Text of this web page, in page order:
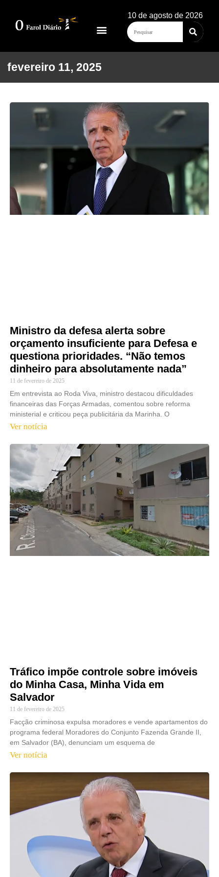
10 de agosto de 2026
fevereiro 11, 2025
Ministro da defesa alerta sobre
orçamento insuficiente para Defesa e
questiona prioridades. “Não temos
dinheiro para absolutamente nada”
11 de fevereiro de 2025
Em entrevista ao Roda Viva, ministro destacou dificuldades
financeiras das Forças Armadas, comentou sobre reforma
ministerial e criticou peça publicitária da Marinha. O
Ver notícia
Tráfico impõe controle sobre imóveis
do Minha Casa, Minha Vida em
Salvador
11 de fevereiro de 2025
Facção criminosa expulsa moradores e vende apartamentos do
programa federal Moradores do Conjunto Fazenda Grande II,
em Salvador (BA), denunciam um esquema de
Ver notícia